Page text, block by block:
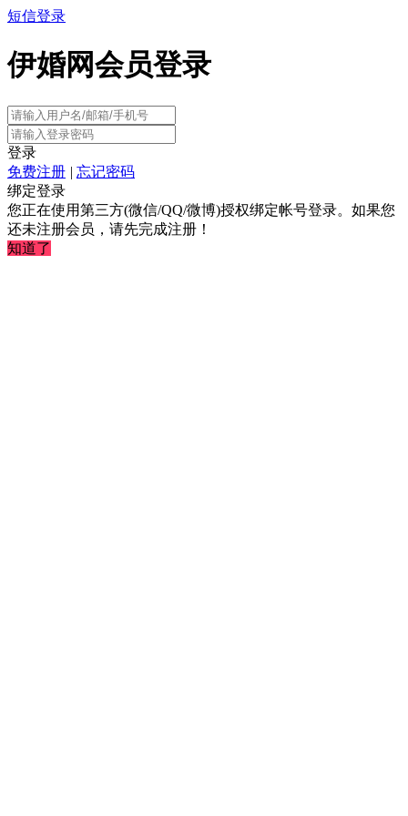
短信登录
伊婚网会员登录
登录
免费注册 | 忘记密码
绑定登录
您正在使用第三方(微信/QQ/微博)授权绑定帐号登录。如果您
还未注册会员，请先完成注册！
知道了